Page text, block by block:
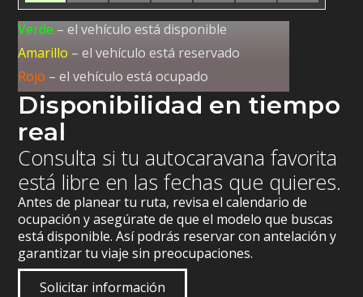
Verde – el vehículo está disponible
Amarillo – el vehículo está reservado
Rojo – el vehículo está ocupado
Disponibilidad en tiempo
real
Consulta si tu autocaravana favorita
está libre en las fechas que quieres.
Antes de planear tu ruta, revisa el calendario de
ocupación y asegúrate de que el modelo que buscas
está disponible. Así podrás reservar con antelación y
garantizar tu viaje sin preocupaciones.
Solicitar información